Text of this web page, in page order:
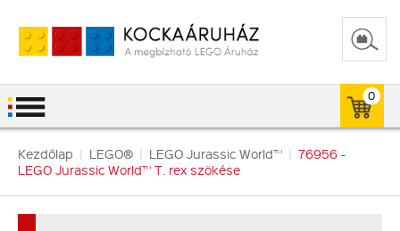
0
Kezdőlap | LEGO® | LEGO Jurassic World™ | 76956 -
LEGO Jurassic World™ T. rex szökése